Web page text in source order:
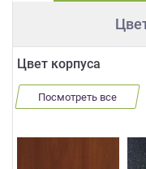
Цвет корпуса
Посмотреть все